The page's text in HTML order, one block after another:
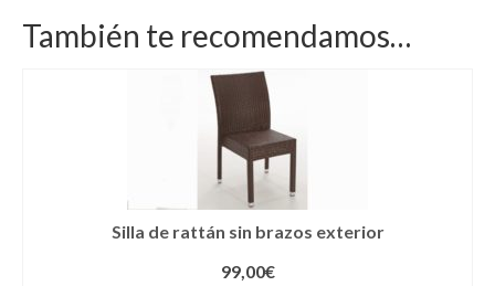
También te recomendamos…
Silla de rattán sin brazos exterior
99,00€